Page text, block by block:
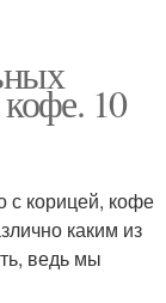
10
с корицей, кофе
каким из
ведь мы